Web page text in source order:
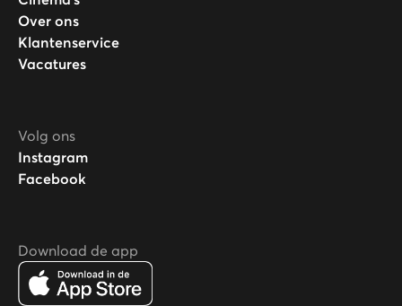
Over ons
Klantenservice
Vacatures
Volg ons
Instagram
Facebook
Download de app